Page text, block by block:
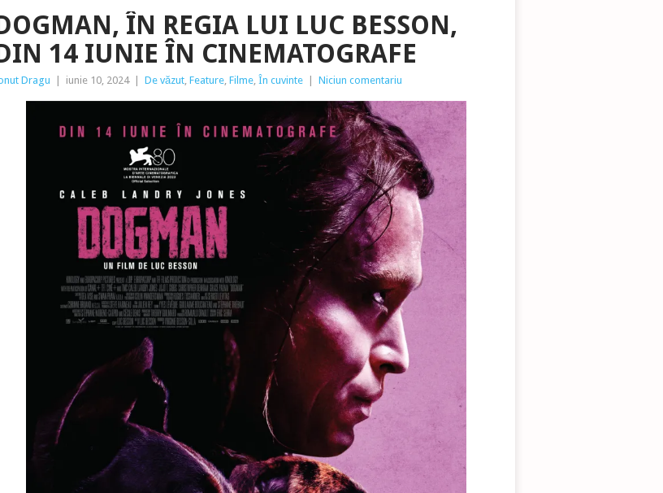
ÎN REGIA LUI LUC BESSON,
14 IUNIE ÎN CINEMATOGRAFE
Dragu iunie 10, 2024 De văzut, Feature, Filme, În cuvinte Niciun comentariu